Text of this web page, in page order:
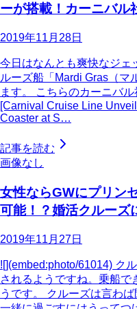
ーが搭載！カーニバル
2019年11月28日
今日はなんとも爽快なジェ
ルーズ船「Mardi Gras（マ
ます。 こちらのカーニバ
[Carnival Cruise Line
Coaster at S…
記事を読む
画像なし
女性ならGWにプリン
可能！？婚活クルーズ
2019年11月27日
![](embed:photo/61014) ク
されるようですね。乗船で
うです。 クルーズは言わ